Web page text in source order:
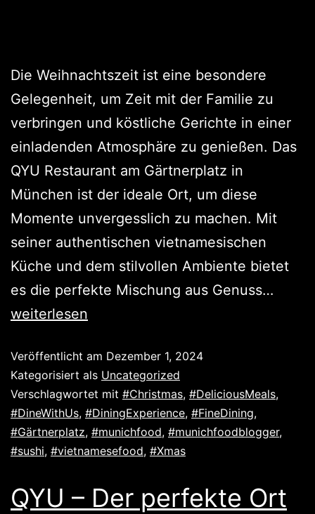
Die Weihnachtszeit ist eine besondere
Gelegenheit, um Zeit mit der Familie zu
verbringen und köstliche Gerichte in einer
einladenden Atmosphäre zu genießen. Das
QYU Restaurant am Gärtnerplatz in
München ist der ideale Ort, um diese
Momente unvergesslich zu machen. Mit
seiner authentischen vietnamesischen
Küche und dem stilvollen Ambiente bietet
es die perfekte Mischung aus Genuss…
weiterlesen
Veröffentlicht am Dezember 1, 2024
Kategorisiert als Uncategorized
Verschlagwortet mit #Christmas, #DeliciousMeals,
#DineWithUs, #DiningExperience, #FineDining,
#Gärtnerplatz, #munichfood, #munichfoodblogger,
#sushi, #vietnamesefood, #Xmas
QYU – Der perfekte Ort